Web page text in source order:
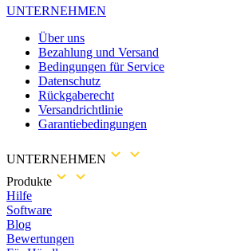
UNTERNEHMEN
Über uns
Bezahlung und Versand
Bedingungen für Service
Datenschutz
Rückgaberecht
Versandrichtlinie
Garantiebedingungen
UNTERNEHMEN
Produkte
Hilfe
Software
Blog
Bewertungen